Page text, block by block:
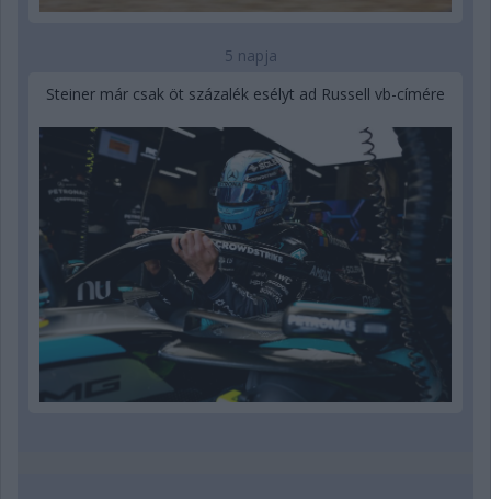
5 napja
Steiner már csak öt százalék esélyt ad Russell vb-címére